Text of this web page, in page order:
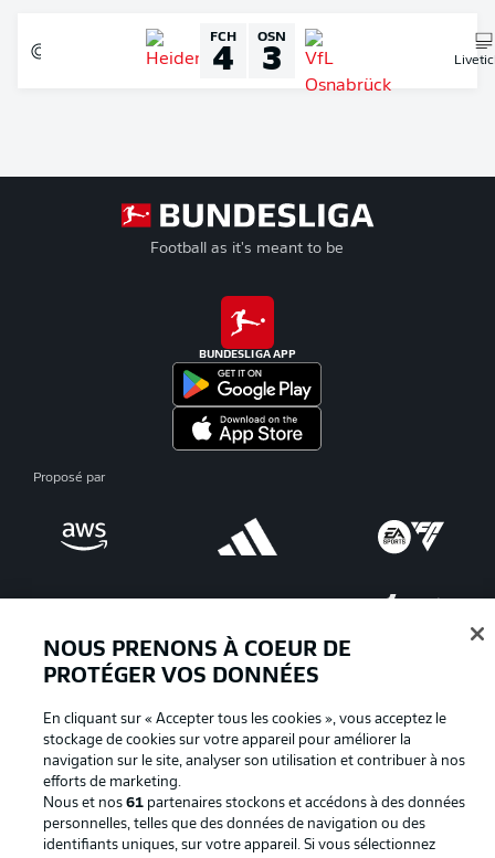
FCH
4 OSN
3
Football as it's meant to be
BUNDESLIGA APP
Proposé par
La publicité Conditions d’utilisation des
services
Mentions Légales Gérer mes préférences
Déclaration de Diffuseurs
NOUS PRENONS À COEUR DE
PROTÉGER VOS DONNÉES
En cliquant sur « Accepter tous les cookies », vous acceptez le
stockage de cookies sur votre appareil pour améliorer la
navigation sur le site, analyser son utilisation et contribuer à nos
efforts de marketing.
Nous et nos61 partenaires stockons et accédons à des données
personnelles, telles que des données de navigation ou des
identifiants uniques, sur votre appareil. Si vous sélectionnez